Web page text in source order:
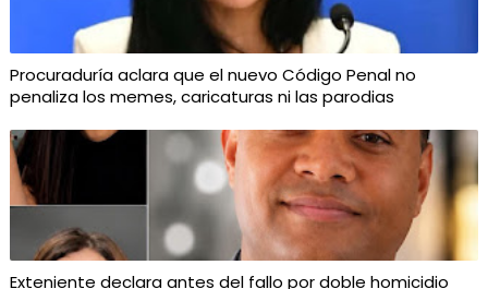
Procuraduría aclara que el nuevo Código Penal no
penaliza los memes, caricaturas ni las parodias
Exteniente declara antes del fallo por doble homicidio